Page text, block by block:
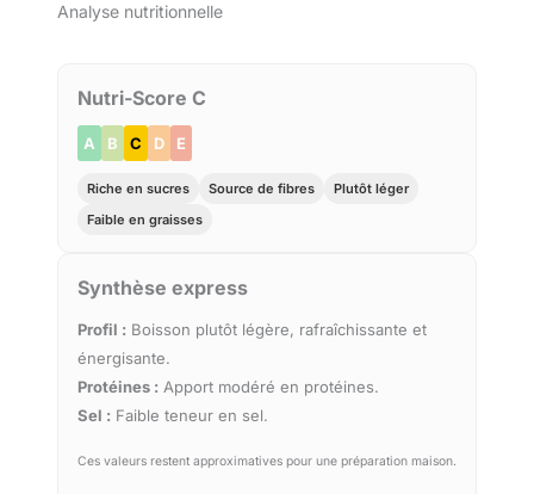
Analyse nutritionnelle
Nutri-Score C
A B C D E
Riche en sucres Source de fibres
Plutôt léger
Faible en graisses
Synthèse express
Profil : Boisson plutôt légère, rafraîchissante et
énergisante.
Protéines : Apport modéré en protéines.
Sel : Faible teneur en sel.
Ces valeurs restent approximatives pour une préparation maison.